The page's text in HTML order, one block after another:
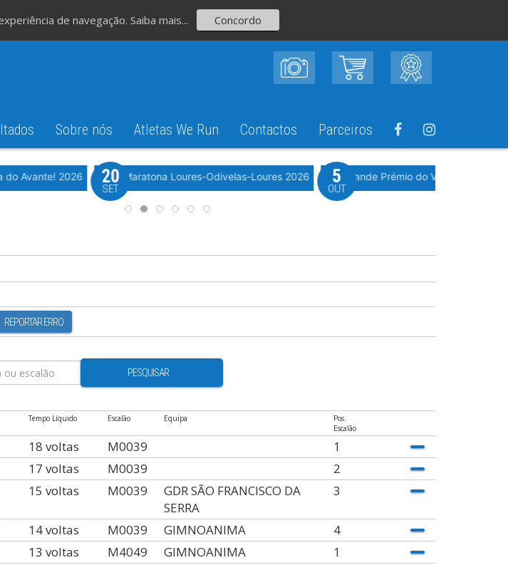
Sobre nós Atletas We Run Contactos Parceiros
Evento WeTiming
do Avante! 2026 Meia Maratona Loures-Odivelas-Loures 2026
20
SET
10º Grande Prémio do Vale Grande
5
OUT
REPORTAR ERRO
PESQUISAR
Tempo Líquido Escalão Equipa
Pos.
Escalão
18 voltas M0039
1
17 voltas M0039
2
15 voltas M0039
GDR SÃO FRANCISCO DA
SERRA
3
14 voltas M0039 GIMNOANIMA
4
13 voltas M4049 GIMNOANIMA
1
de navegação. Saiba mais... Concordo